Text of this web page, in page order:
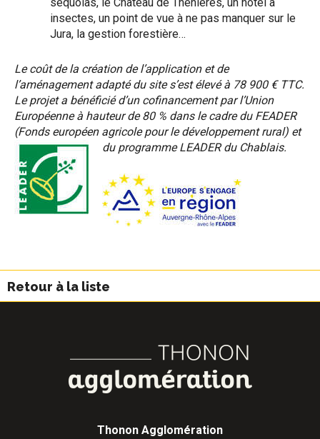
insectes, un point de vue à ne pas manquer sur le
Jura, la gestion forestière…
Le coût de la création de l’application et de
l’aménagement adapté du site s’est élevé à 78 900 € TTC.
Le projet a bénéficié d’un cofinancement par l’Union
Européenne à hauteur de 80 % dans le cadre du FEADER
(Fonds européen agricole pour le développement rural) et
du programme LEADER du Chablais.
Retour à la liste
Thonon Agglomération